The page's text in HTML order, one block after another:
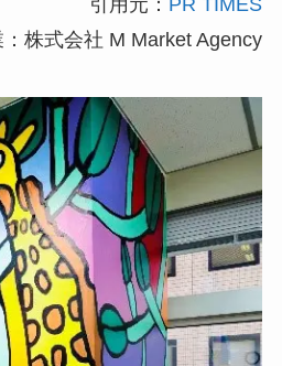
引用元： PR TIMES
株式会社 M Market Agency